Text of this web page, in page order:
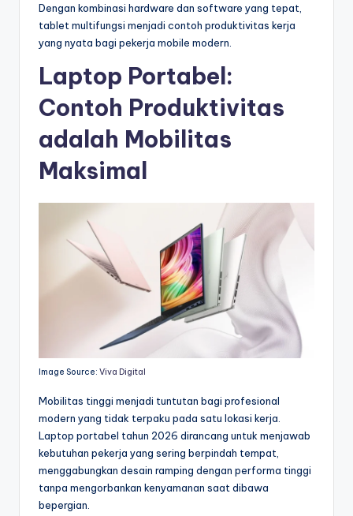
Dengan kombinasi hardware dan software yang tepat,
tablet multifungsi menjadi contoh produktivitas kerja
yang nyata bagi pekerja mobile modern.
Laptop Portabel:
Contoh Produktivitas
adalah Mobilitas
Maksimal
Image Source: Viva Digital
Mobilitas tinggi menjadi tuntutan bagi profesional
modern yang tidak terpaku pada satu lokasi kerja.
Laptop portabel tahun 2026 dirancang untuk menjawab
kebutuhan pekerja yang sering berpindah tempat,
menggabungkan desain ramping dengan performa tinggi
tanpa mengorbankan kenyamanan saat dibawa
bepergian.